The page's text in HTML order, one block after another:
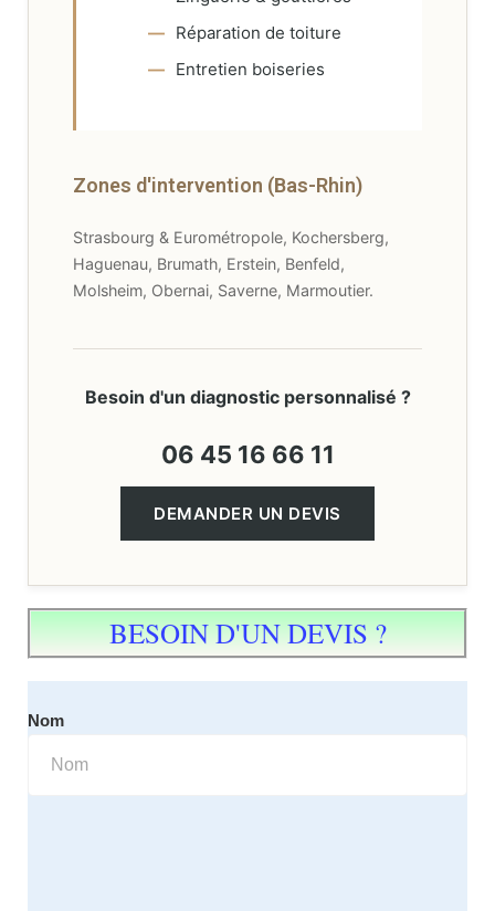
Réparation de toiture
Entretien boiseries
Zones d'intervention (Bas-Rhin)
Strasbourg & Eurométropole, Kochersberg,
Haguenau, Brumath, Erstein, Benfeld,
Molsheim, Obernai, Saverne, Marmoutier.
Besoin d'un diagnostic personnalisé ?
06 45 16 66 11
DEMANDER UN DEVIS
BESOIN D'UN DEVIS ?
Nom